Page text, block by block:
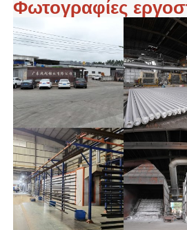
Σχεδιαγράμματα παραθύρων
Προφίλ πόρτας από αλουμίνιο
Βιομηχανική εκτόξευση
Συσκευές για προφίλ
Προφίλ παραθύρου θήκης
Φωτογραφίες